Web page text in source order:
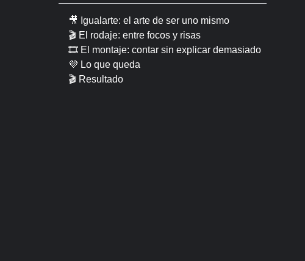
🎥 Igualarte: el arte de ser uno mismo
🎬 El rodaje: entre focos y risas
🎞 El montaje: contar sin explicar demasiado
💜 Lo que queda
🎬 Resultado